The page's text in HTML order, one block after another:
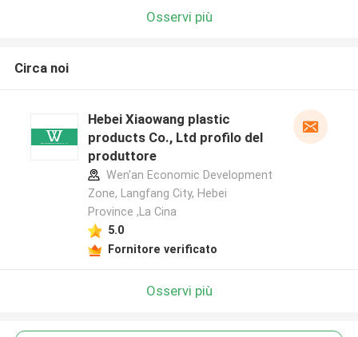
Osservi più
Circa noi
Hebei Xiaowang plastic
products Co., Ltd profilo del
produttore
Wen'an Economic Development
Zone, Langfang City, Hebei
Province ,La Cina
5.0
Fornitore verificato
Osservi più